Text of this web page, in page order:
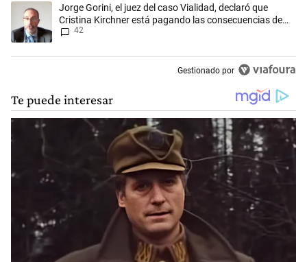
Un artículo de tendencia con el título "Jorge Gorini, el juez del caso
Jorge Gorini, el juez del caso Vialidad, declaró que
Cristina Kirchner está pagando las consecuencias de
cometer "un delito comprobado"
42
Gestionado por